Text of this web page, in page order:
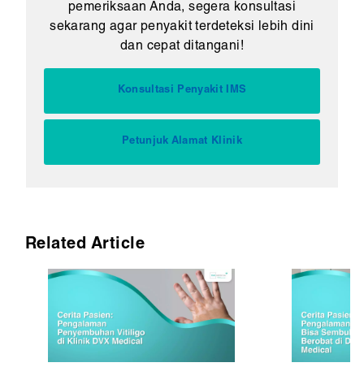
pemeriksaan Anda, segera konsultasi
sekarang agar penyakit terdeteksi lebih dini
dan cepat ditangani!
Konsultasi Penyakit IMS
Petunjuk Alamat Klinik
Related Article